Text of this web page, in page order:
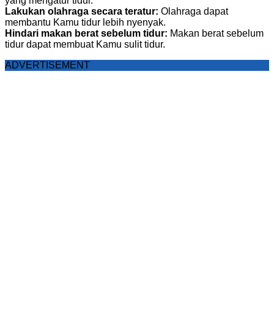
Lakukan olahraga secara teratur: Olahraga dapat
membantu Kamu tidur lebih nyenyak.
Hindari makan berat sebelum tidur: Makan berat sebelum
tidur dapat membuat Kamu sulit tidur.
ADVERTISEMENT